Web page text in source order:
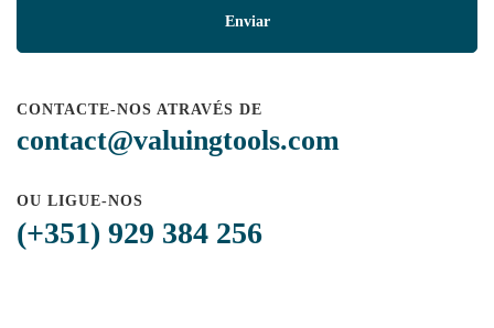
CONTACTE-NOS ATRAVÉS DE
contact@valuingtools.com
OU LIGUE-NOS
(+351) 929 384 256